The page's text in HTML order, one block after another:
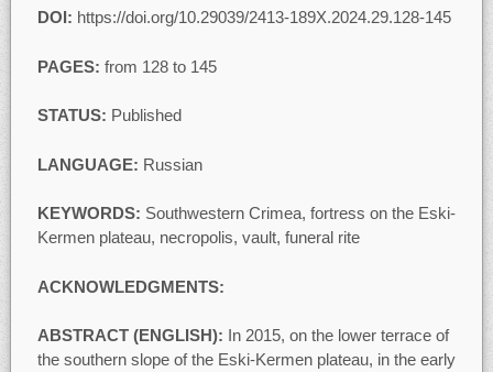
DOI: https://doi.org/10.29039/2413-189X.2024.29.128-145
PAGES: from 128 to 145
STATUS: Published
LANGUAGE: Russian
KEYWORDS: Southwestern Crimea, fortress on the Eski-
Kermen plateau, necropolis, vault, funeral rite
ACKNOWLEDGMENTS:
ABSTRACT (ENGLISH): In 2015, on the lower terrace of
the southern slope of the Eski-Kermen plateau, in the early